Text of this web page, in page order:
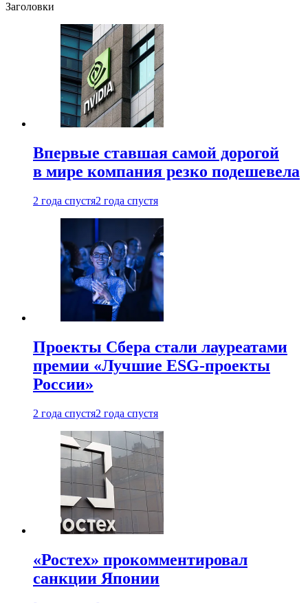
Заголовки
Впервые ставшая самой дорогой
в мире компания резко подешевела
2 года спустя2 года спустя
Проекты Сбера стали лауреатами
премии «Лучшие ESG-проекты
России»
2 года спустя2 года спустя
«Ростех» прокомментировал
санкции Японии